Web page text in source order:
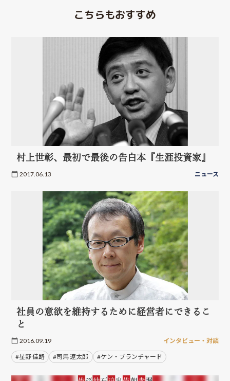
こちらもおすすめ
村上世彰、最初で最後の告白本『生涯投資家』
2017.06.13 ニュース
社員の意欲を維持するために経営者にできるこ
と
2016.09.19 インタビュー・対談
#星野 佳路 #司馬 遼太郎 #ケン・ブランチャード